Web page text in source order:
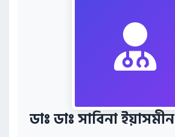
ডাঃ ডাঃ সাবিনা ইয়াসমীন